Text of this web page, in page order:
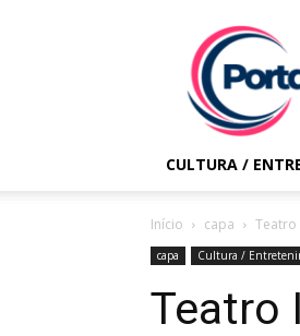
Portal
Guaçuano
CULTURA /
Início capa Teatro
capa Cultura /
Teatro